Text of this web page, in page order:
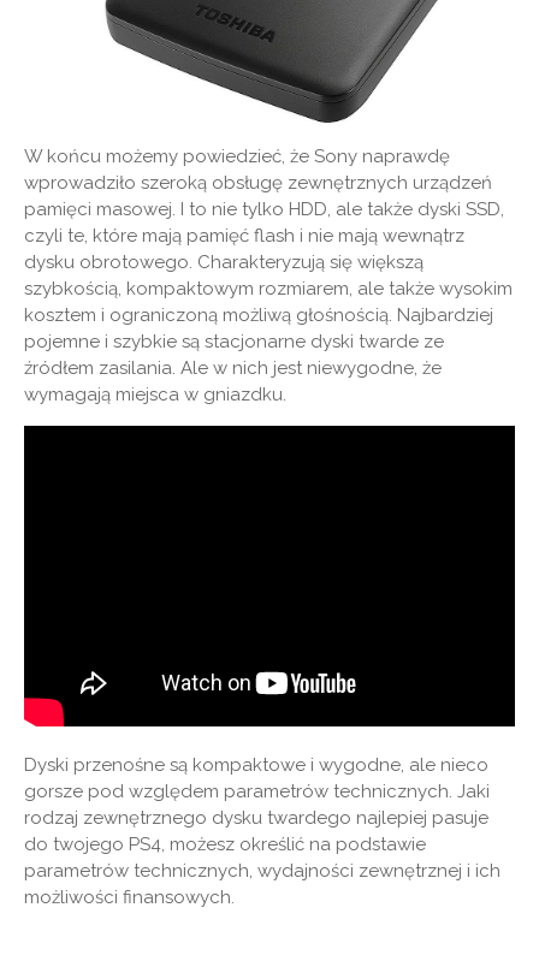
W końcu możemy powiedzieć, że Sony naprawdę
wprowadziło szeroką obsługę zewnętrznych urządzeń
pamięci masowej. I to nie tylko HDD, ale także dyski SSD,
czyli te, które mają pamięć flash i nie mają wewnątrz
dysku obrotowego. Charakteryzują się większą
szybkością, kompaktowym rozmiarem, ale także wysokim
kosztem i ograniczoną możliwą głośnością. Najbardziej
pojemne i szybkie są stacjonarne dyski twarde ze
źródłem zasilania. Ale w nich jest niewygodne, że
wymagają miejsca w gniazdku.
Dyski przenośne są kompaktowe i wygodne, ale nieco
gorsze pod względem parametrów technicznych. Jaki
rodzaj zewnętrznego dysku twardego najlepiej pasuje
do twojego PS4, możesz określić na podstawie
parametrów technicznych, wydajności zewnętrznej i ich
możliwości finansowych.